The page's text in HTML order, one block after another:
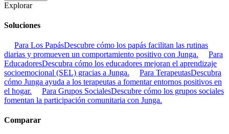
Explorar
Soluciones
Para Los PapásDescubre cómo los papás facilitan las rutinas
diarias y promueven un comportamiento positivo con Junga.
Para
EducadoresDescubra cómo los educadores mejoran el aprendizaje
socioemocional (SEL) gracias a Junga.
Para TerapeutasDescubra
cómo Junga ayuda a los terapeutas a fomentar entornos positivos en
el hogar.
Para Grupos SocialesDescubre cómo los grupos sociales
fomentan la participación comunitaria con Junga.
Comparar